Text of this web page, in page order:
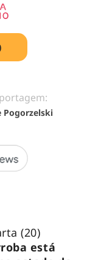
Pogorzelski
(20)
está